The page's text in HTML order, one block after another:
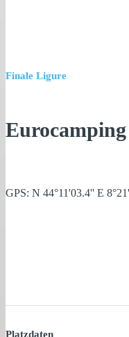
Finale Ligure
GPS: N 44°11'03.4'' E
Platzdaten